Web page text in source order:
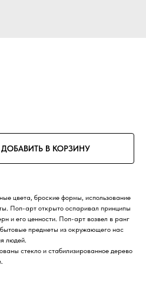
ДОБАВИТЬ В КОРЗИНУ
цвета, броские формы, использование
Поп-арт открыто оспаривал принципы
и его ценности. Поп-арт возвел в ранг
предметы из окружающего нас
людей.
стекло и стабилизированное дерево